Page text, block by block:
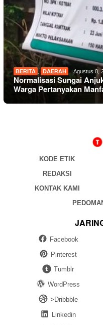
BERITA , DAERAH Agustus 8,
Normalisasi Sungai
Warga Pertanyakan
KODE ETIK
REDAKSI
KONTAK KAMI
Facebook
Pinterest
Tumblr
WordPress
>Dribbble
Linkedin